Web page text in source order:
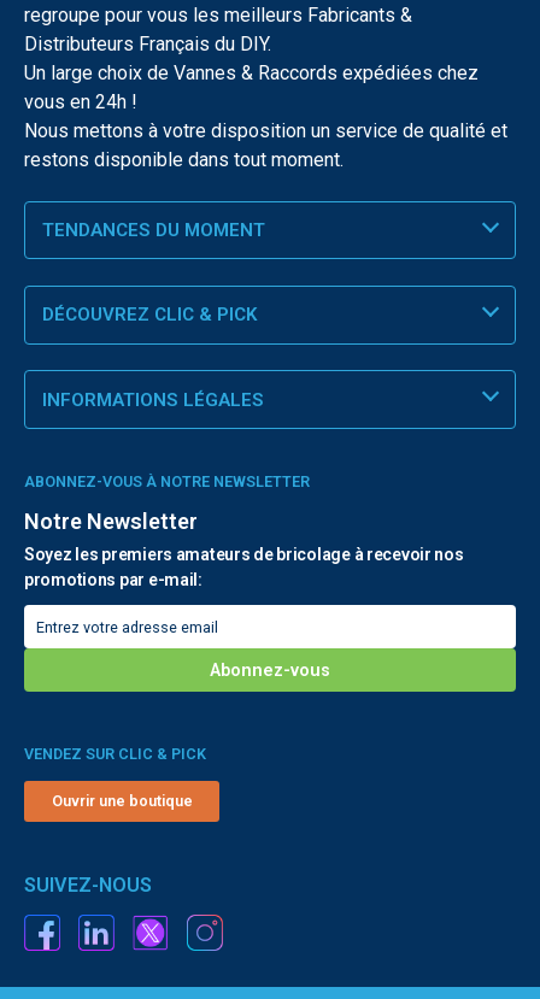
regroupe pour vous les meilleurs Fabricants &
Distributeurs Français du DIY.
Un large choix de Vannes & Raccords expédiées chez
vous en 24h !
Nous mettons à votre disposition un service de qualité et
restons disponible dans tout moment.
TENDANCES DU MOMENT
DÉCOUVREZ CLIC & PICK
INFORMATIONS LÉGALES
ABONNEZ-VOUS À NOTRE NEWSLETTER
Notre Newsletter
Soyez les premiers amateurs de bricolage à recevoir nos
promotions par e-mail:
VENDEZ SUR CLIC & PICK
Ouvrir une boutique
SUIVEZ-NOUS